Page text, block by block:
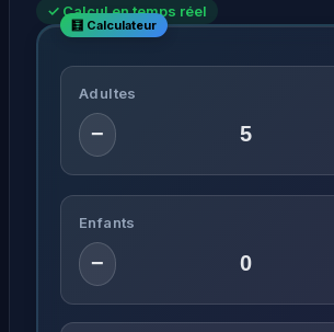
✓ Calcul en temps réel
Adultes
−
Enfants
−